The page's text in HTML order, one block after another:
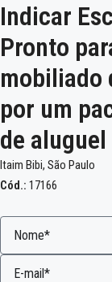
Indicar
Pronto
mobiliado
por um
de
Itaim Bibi, São Paulo
Cód.: 17166